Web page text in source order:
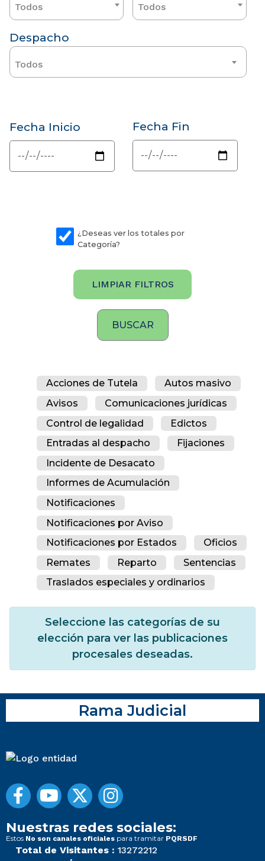
Todos Todos
Despacho
Todos
Fecha Inicio Fecha Fin
¿Deseas ver los totales por
Categoría?
LIMPIAR FILTROS
Acciones de Tutela
Autos masivo
Avisos
Comunicaciones jurídicas
Control de legalidad
Edictos
Entradas al despacho
Fijaciones
Incidente de Desacato
Informes de Acumulación
Notificaciones
Notificaciones por Aviso
Notificaciones por Estados
Oficios
Remates
Reparto
Sentencias
Traslados especiales y ordinarios
Seleccione las categorías de su
elección para ver las publicaciones
procesales deseadas.
Rama Judicial
Nuestras redes sociales:
Estos No son canales oficiales para tramitar PQRSDF
Total de Visitantes : 13272212